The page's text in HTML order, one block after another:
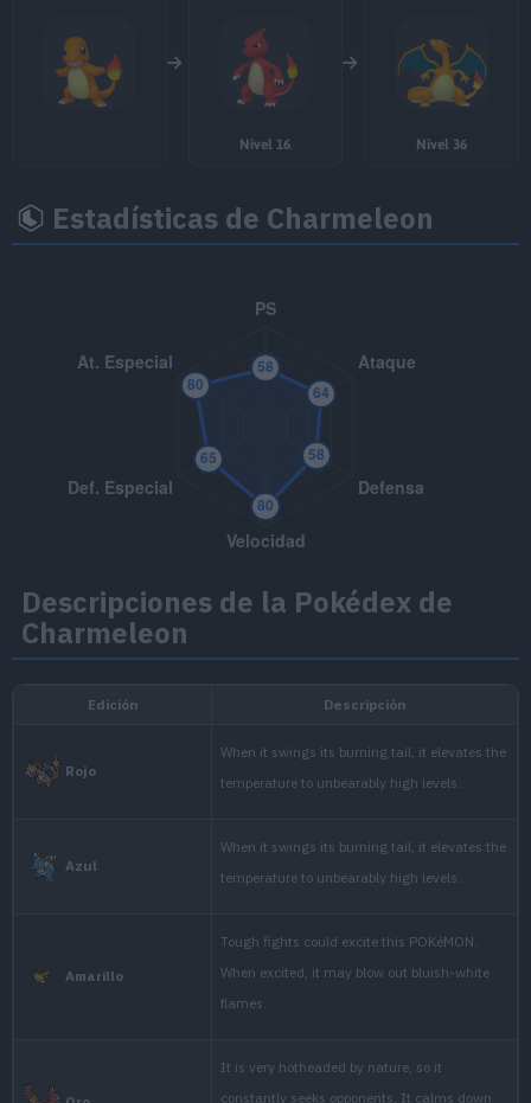
Nivel 16. Nivel 36
Estadísticas de Charmeleon
Descripciones de la Pokédex de
Charmeleon